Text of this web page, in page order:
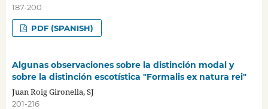
187-200
PDF (SPANISH)
Algunas observaciones sobre la distinción modal y
sobre la distinción escotística "Formalis ex natura rei"
Juan Roig Gironella, SJ
201-216